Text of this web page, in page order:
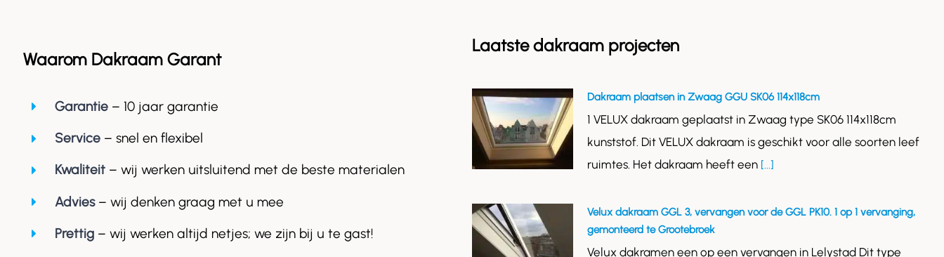
Waarom Dakraam Garant
Garantie– 10 jaar garantie
Service – snel en flexibel
Kwaliteit– wij werken uitsluitend met de beste materialen
Advies– wij denken graag met u mee
Prettig– wij werken altijd netjes; we zijn bij u te gast!
Laatste dakraam projecten
Dakraam plaatsen in Zwaag GGU SK06 114x118cm
1 VELUX dakraam geplaatst in Zwaag type SK06 114x118cm
kunststof. Dit VELUX dakraam is geschikt voor alle soorten leef
ruimtes. Het dakraam heeft een [...]
Velux dakraam GGL 3, vervangen voor de GGL PK10. 1 op 1 vervanging,
gemonteerd te Grootebroek
Velux dakramen een op een vervangen in Lelystad Dit type